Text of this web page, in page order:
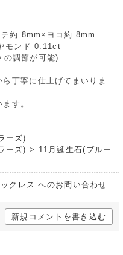
約 8mm×ヨコ約 8mm
モンド 0.11ct
調節が可能)
丁寧に仕上げてまいりま
す。
ーズ)
ーズ) > 11月誕生石(ブルー
クレス へのお問い合わせ
新規コメントを書き込む